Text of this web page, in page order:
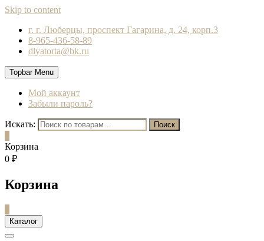
Skip to content
г. г. Люберцы, проспект Гагарина, д. 24, корп.3
8-965-436-58-89
dlyatorta@bk.ru
Topbar Menu
Мой аккаунт
Забыли пароль?
Искать: Поиск
Корзина
0 ₽
Корзина
Каталог